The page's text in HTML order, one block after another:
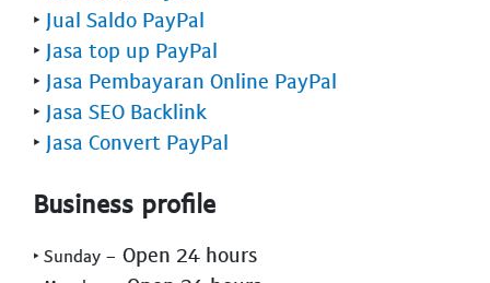
‣ Jual Saldo PayPal
‣ Jasa top up PayPal
‣ Jasa Pembayaran Online PayPal
‣ Jasa SEO Backlink
‣ Jasa Convert PayPal
Business profile
‣ Sunday - Open 24 hours